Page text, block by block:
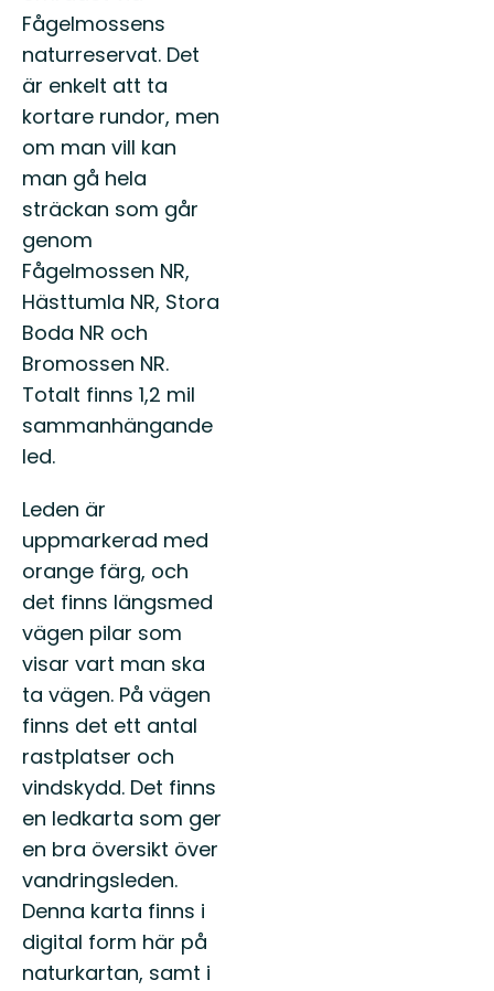
Fågelmossens
naturreservat. Det
är enkelt att ta
kortare rundor, men
om man vill kan
man gå hela
sträckan som går
genom
Fågelmossen NR,
Hästtumla NR, Stora
Boda NR och
Bromossen NR.
Totalt finns 1,2 mil
sammanhängande
led.
Leden är
uppmarkerad med
orange färg, och
det finns längsmed
vägen pilar som
visar vart man ska
ta vägen. På vägen
finns det ett antal
rastplatser och
vindskydd. Det finns
en ledkarta som ger
en bra översikt över
vandringsleden.
Denna karta finns i
digital form här på
naturkartan, samt i